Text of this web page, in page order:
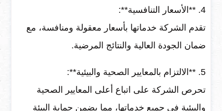
4. **الأسعار التنافسية**:
تقدم الشركة خدماتها بأسعار معقولة ومنافسة، مع
ضمان الجودة العالية والنتائج المرضية.
5. **الالتزام بالمعايير الصحية والبيئية**:
تحرص الشركة على اتباع أعلى المعايير الصحية
والبيئية في جميع خدماتها، مما يضمن حماية البيئة